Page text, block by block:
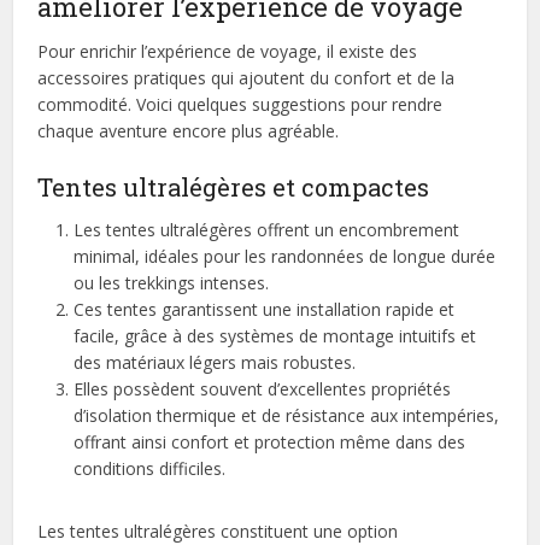
Pour enrichir l’expérience de voyage, il existe des
accessoires pratiques qui ajoutent du confort et de la
commodité. Voici quelques suggestions pour rendre
chaque aventure encore plus agréable.
Tentes ultralégères et compactes
Les tentes ultralégères offrent un encombrement
minimal, idéales pour les randonnées de longue durée
ou les trekkings intenses.
Ces tentes garantissent une installation rapide et
facile, grâce à des systèmes de montage intuitifs et
des matériaux légers mais robustes.
Elles possèdent souvent d’excellentes propriétés
d’isolation thermique et de résistance aux intempéries,
offrant ainsi confort et protection même dans des
conditions difficiles.
Les tentes ultralégères constituent une option